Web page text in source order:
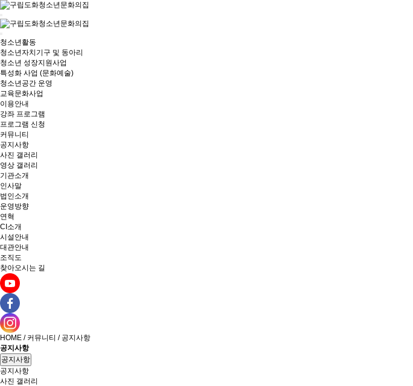
청소년활동
청소년자치기구 및 동아리
청소년 성장지원사업
특성화 사업 (문화예술)
청소년공간 운영
교육문화사업
이용안내
강좌 프로그램
프로그램 신청
커뮤니티
공지사항
사진 갤러리
영상 갤러리
기관소개
인사말
법인소개
운영방향
연혁
CI소개
시설안내
대관안내
조직도
찾아오시는 길
HOME / 커뮤니티 / 공지사항
공지사항
공지사항
공지사항
사진 갤러리